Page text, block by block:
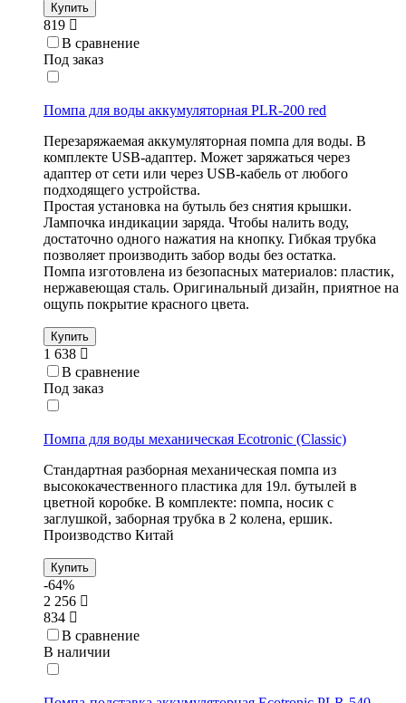
Купить
819
В сравнение
Под заказ
Помпа для воды аккумуляторная PLR-200 red
Перезаряжаемая аккумуляторная помпа для воды. В
комплекте USB-адаптер. Может заряжаться через
адаптер от сети или через USB-кабель от любого
подходящего устройства.
Простая установка на бутыль без снятия крышки.
Лампочка индикации заряда. Чтобы налить воду,
достаточно одного нажатия на кнопку. Гибкая трубка
позволяет производить забор воды без остатка.
Помпа изготовлена из безопасных материалов: пластик,
нержавеющая сталь. Оригинальный дизайн, приятное на
ощупь покрытие красного цвета.
Купить
1 638
В сравнение
Под заказ
Помпа для воды механическая Ecotronic (Classic)
Стандартная разборная механическая помпа из
высококачественного пластика для 19л. бутылей в
цветной коробке. В комплекте: помпа, носик с
заглушкой, заборная трубка в 2 колена, ершик.
Производство Китай
Купить
-64%
2 256
834
В сравнение
В наличии